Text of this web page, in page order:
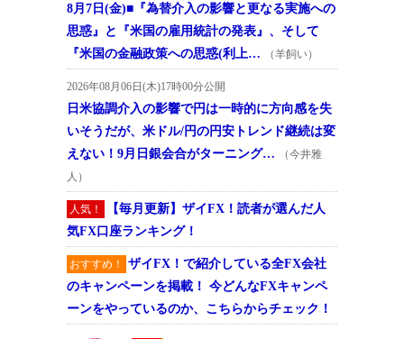
8月7日(金)■『為替介入の影響と更なる実施への
思惑』と『米国の雇用統計の発表』、そして
『米国の金融政策への思惑(利上…
（羊飼い）
2026年08月06日(木)17時00分公開
日米協調介入の影響で円は一時的に方向感を失
いそうだが、米ドル/円の円安トレンド継続は変
えない！9月日銀会合がターニング…
（今井雅
人）
人気！
【毎月更新】ザイFX！読者が選んだ人
気FX口座ランキング！
おすすめ！
ザイFX！で紹介している全FX会社
のキャンペーンを掲載！ 今どんなFXキャンペ
ーンをやっているのか、こちらからチェック！